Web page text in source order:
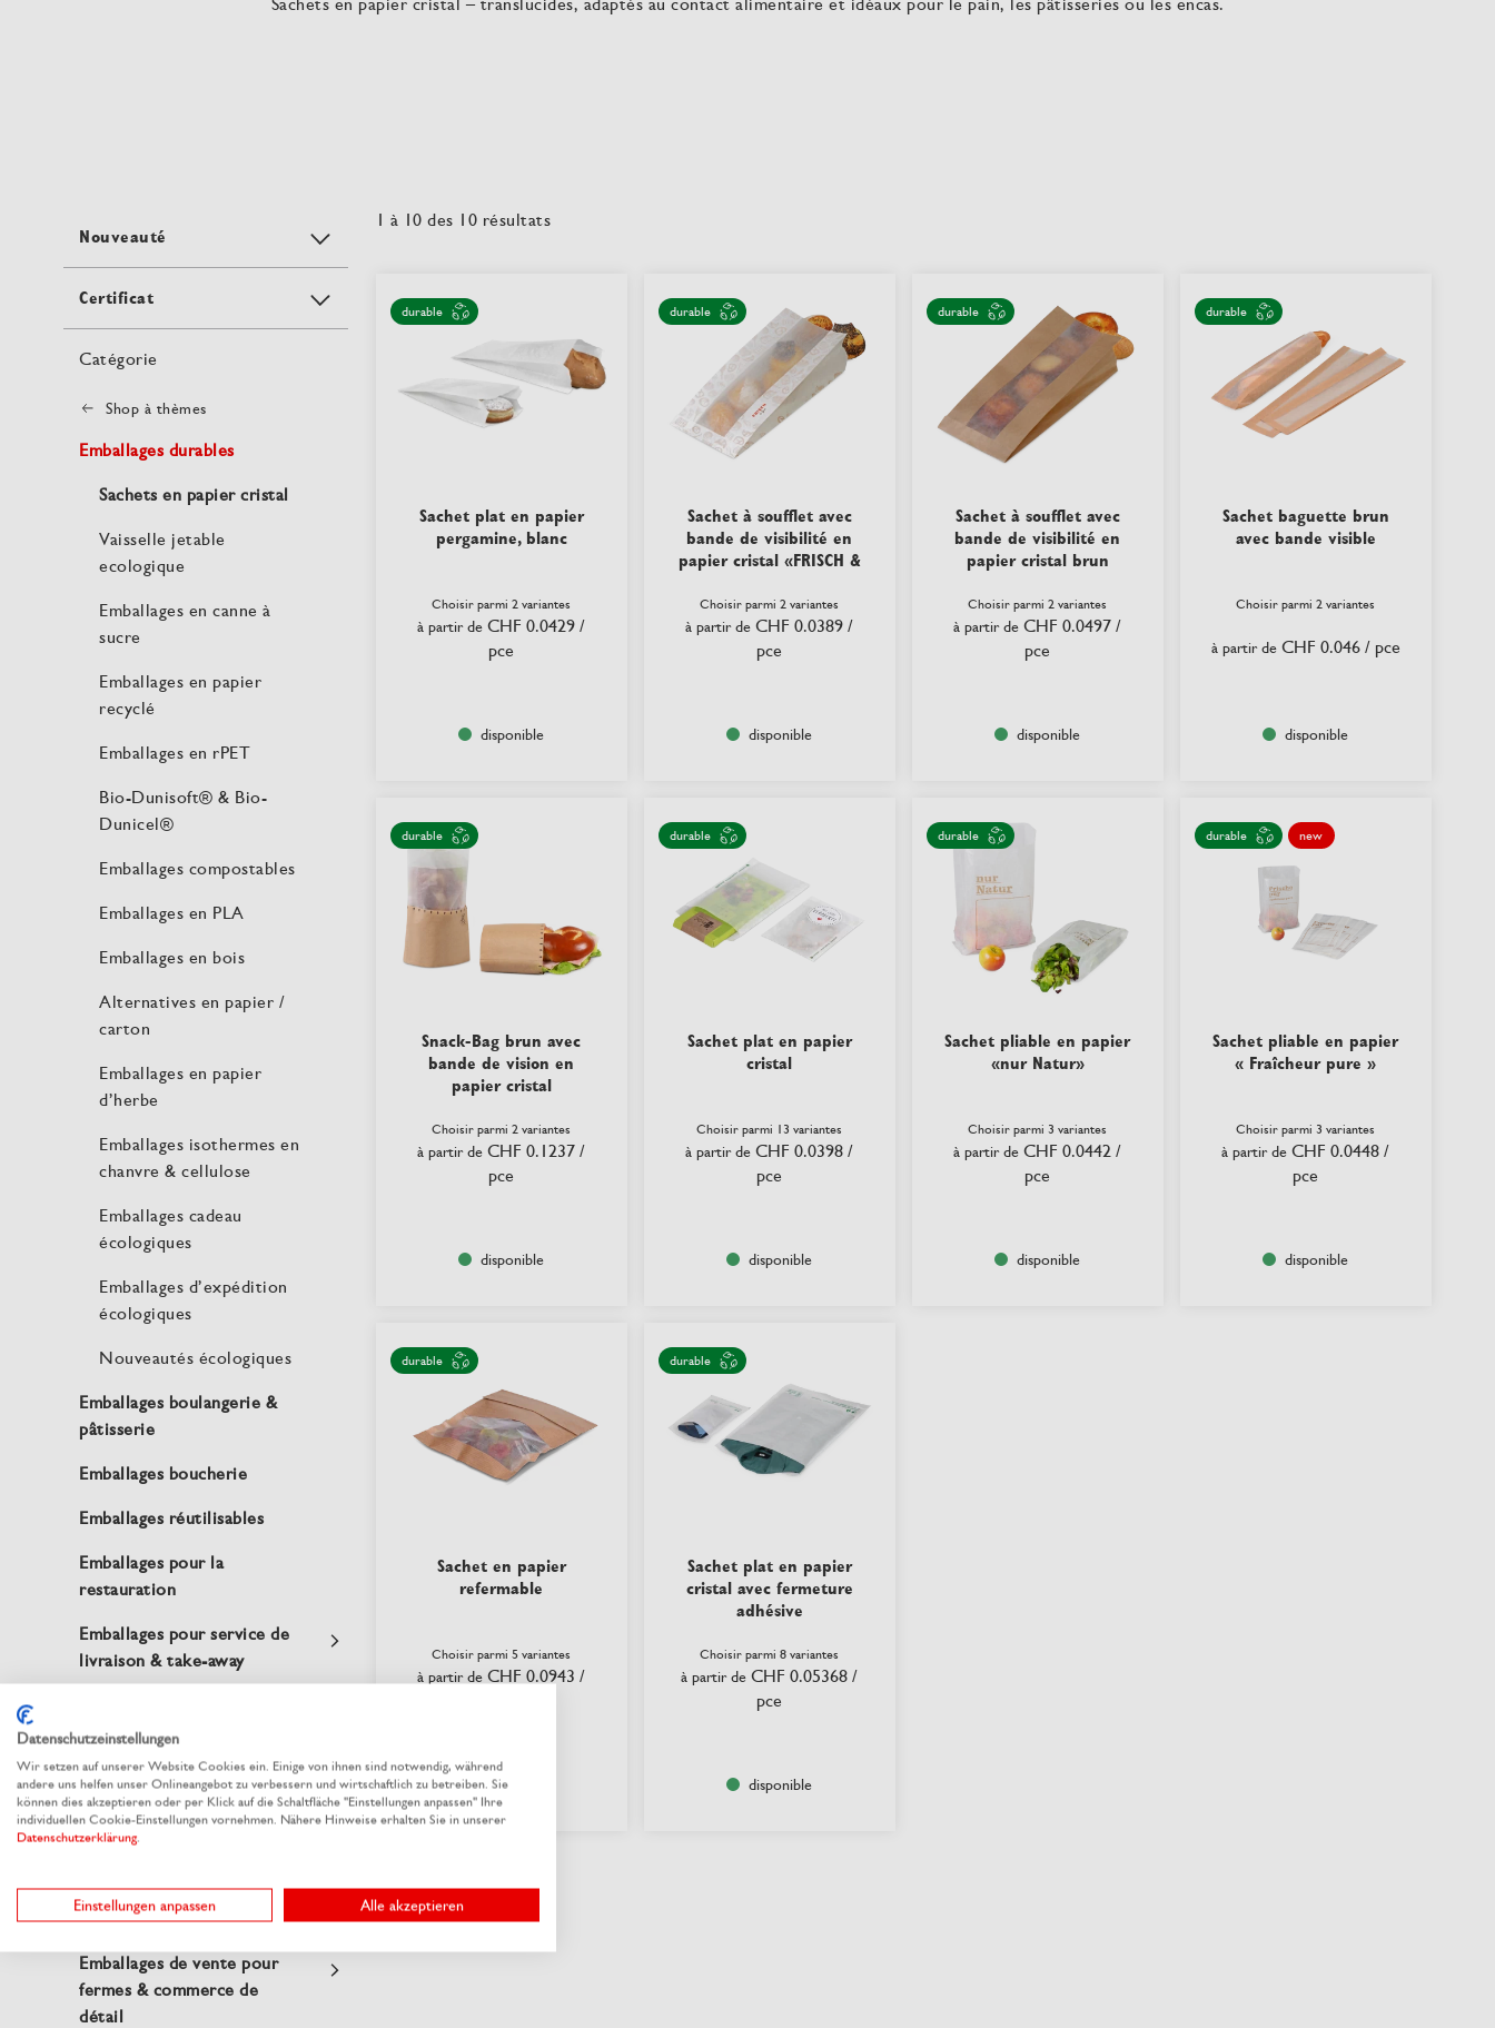
1 à 10 des 10 résultats
durable
Sachet plat en papier
pergamine, blanc
Choisir parmi 2 variantes
à partir de CHF 0.0429 /
pce
disponible
durable
Sachet à soufflet avec
bande de visibilité en
papier cristal «FRISCH &
Choisir parmi 2 variantes
à partir de CHF 0.0389 /
pce
disponible
durable
Sachet à soufflet avec
bande de visibilité en
papier cristal brun
Choisir parmi 2 variantes
à partir de CHF 0.0497 /
pce
disponible
durable
Sachet baguette brun
avec bande visible
Choisir parmi 2 variantes
à partir de CHF 0.046 / pce
disponible
durable
Snack-Bag brun avec
bande de vision en
papier cristal
Choisir parmi 2 variantes
à partir de CHF 0.1237 /
pce
disponible
durable
Sachet plat en papier
cristal
Choisir parmi 13 variantes
à partir de CHF 0.0398 /
pce
disponible
durable
Sachet pliable en papier
«nur Natur»
Choisir parmi 3 variantes
à partir de CHF 0.0442 /
pce
disponible
durable new
Sachet pliable en papier
« Fraîcheur pure »
Choisir parmi 3 variantes
à partir de CHF 0.0448 /
pce
disponible
durable
Sachet en papier
refermable
Choisir parmi 5 variantes
à partir de CHF 0.0943 /
disponible
durable
Sachet plat en papier
cristal avec fermeture
adhésive
Choisir parmi 8 variantes
à partir de CHF 0.05368 /
pce
disponible
Catégorie
Shop à thèmes
Emballages durables
Vaisselle jetable
ecologique
Emballages en canne à
sucre
Emballages en papier
recyclé
Emballages en rPET
Sachets en papier cristal
Bio-Dunisoft® & Bio-
Dunicel®
Emballages compostables
Emballages en PLA
Emballages en bois
Alternatives en papier /
carton
Emballages en papier
d’herbe
Emballages isothermes en
chanvre & cellulose
Emballages cadeau
écologiques
Emballages d’expédition
écologiques
Nouveautés écologiques
Emballages boulangerie &
pâtisserie
Emballages boucherie
Emballages réutilisables
Emballages pour la
restauration
Emballages pour service de
livraison & take-away
snack
Coffee to-go
Evénementiel & accessoires
traiteur
Ustensiles de cantines et
cuisines collectives
Emballages de vente pour
fermes & commerce de
détail
Nouveauté
Certificat
Datenschutzeinstellungen
Wir setzen auf unserer Website Cookies ein. Einige von ihnen sind notwendig, während
andere uns helfen unser Onlineangebot zu verbessern und wirtschaftlich zu betreiben. Sie
können dies akzeptieren oder per Klick auf die Schaltfläche "Einstellungen anpassen" Ihre
individuellen Cookie-Einstellungen vornehmen. Nähere Hinweise erhalten Sie in unserer
Datenschutzerklärung.
Einstellungen anpassen Alle akzeptieren